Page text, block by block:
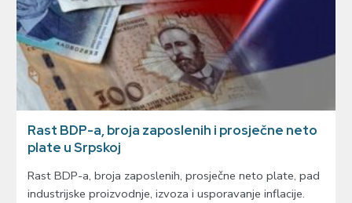
Rast BDP-a, broja zaposlenih i prosječne neto
plate u Srpskoj
Rast BDP-a, broja zaposlenih, prosječne neto plate, pad
industrijske proizvodnje, izvoza i usporavanje inflacije.